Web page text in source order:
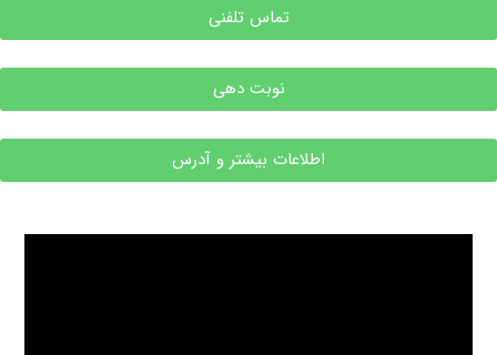
تماس تلفنی
نوبت دهی
اطلاعات بیشتر و آدرس